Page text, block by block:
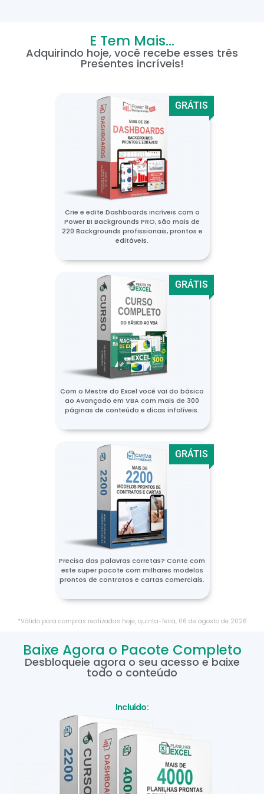
E Tem Mais...
Adquirindo hoje, você recebe esses três
Presentes incríveis!
GRÁTIS
Crie e edite Dashboards incríveis com o
Power BI Backgrounds PRO, são mais de
220 Backgrounds profissionais, prontos e
editáveis.
GRÁTIS
Com o Mestre do Excel você vai do básico
ao Avançado em VBA com mais de 300
páginas de conteúdo e dicas infalíveis.
GRÁTIS
Precisa das palavras corretas? Conte com
este super pacote com milhares modelos
prontos de contratos e cartas comerciais.
*Válido para compras realizadas hoje, quinta-feira, 06 de agostode 2026
Baixe Agora o Pacote Completo
Desbloqueie agora o seu acesso e baixe
todo o conteúdo
Incluído: